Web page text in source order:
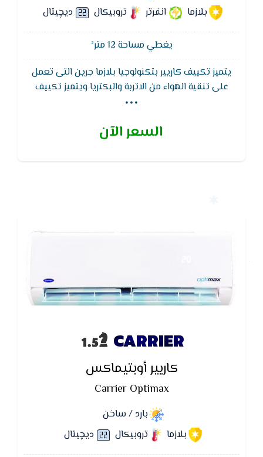
بلازما
انفرتر تروبيكال ديچيتال
يغطي مساحة 12 متر²
يتميز تكييف كاريير بتكنولوجيا بلازما جرين التى تعمل
على تنقية الهواء من الاتربة والبكتريا ويتميز تكييف
كاريير وظيفة التنظيف الذاتى لجهاز التكييف لتجفيف
والبكتيريا
...
السعر الآن
CARRIER
كاريير أوبتيماكس
Carrier Optimax
بارد / ساخن
بلازما
تروبيكال ديچيتال